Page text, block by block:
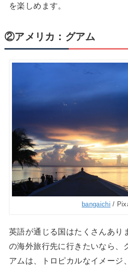
を楽しめます。
②アメリカ：グアム
bangaichi /
英語が通じる国はたくさんあり
の海外旅行先に行きたいなら、
アムは、トロピカルなイメージ